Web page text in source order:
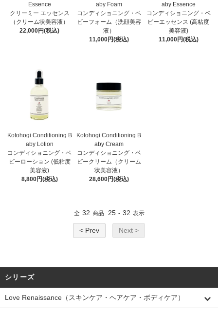
Essence
クリーミー エッセンス
（クリーム状美容液）
22,000円(税込)
aby Foam
コンディショニング・ベ
ビーフォーム（洗顔美容
液）
11,000円(税込)
aby Essence
コンディショニング・ベ
ビーエッセンス (高粘度
美容液)
11,000円(税込)
Kotohogi Conditioning B
aby Lotion
コンディショニング・ベ
ビーローション (低粘度
美容液)
8,800円(税込)
Kotohogi Conditioning B
aby Cream
コンディショニング・ベ
ビークリーム（クリーム
状美容液）
28,600円(税込)
全 32 商品 25 - 32 表示
< Prev Next >
シリーズ
Love Renaissance（スキンケア・ヘアケア・ボディケア）